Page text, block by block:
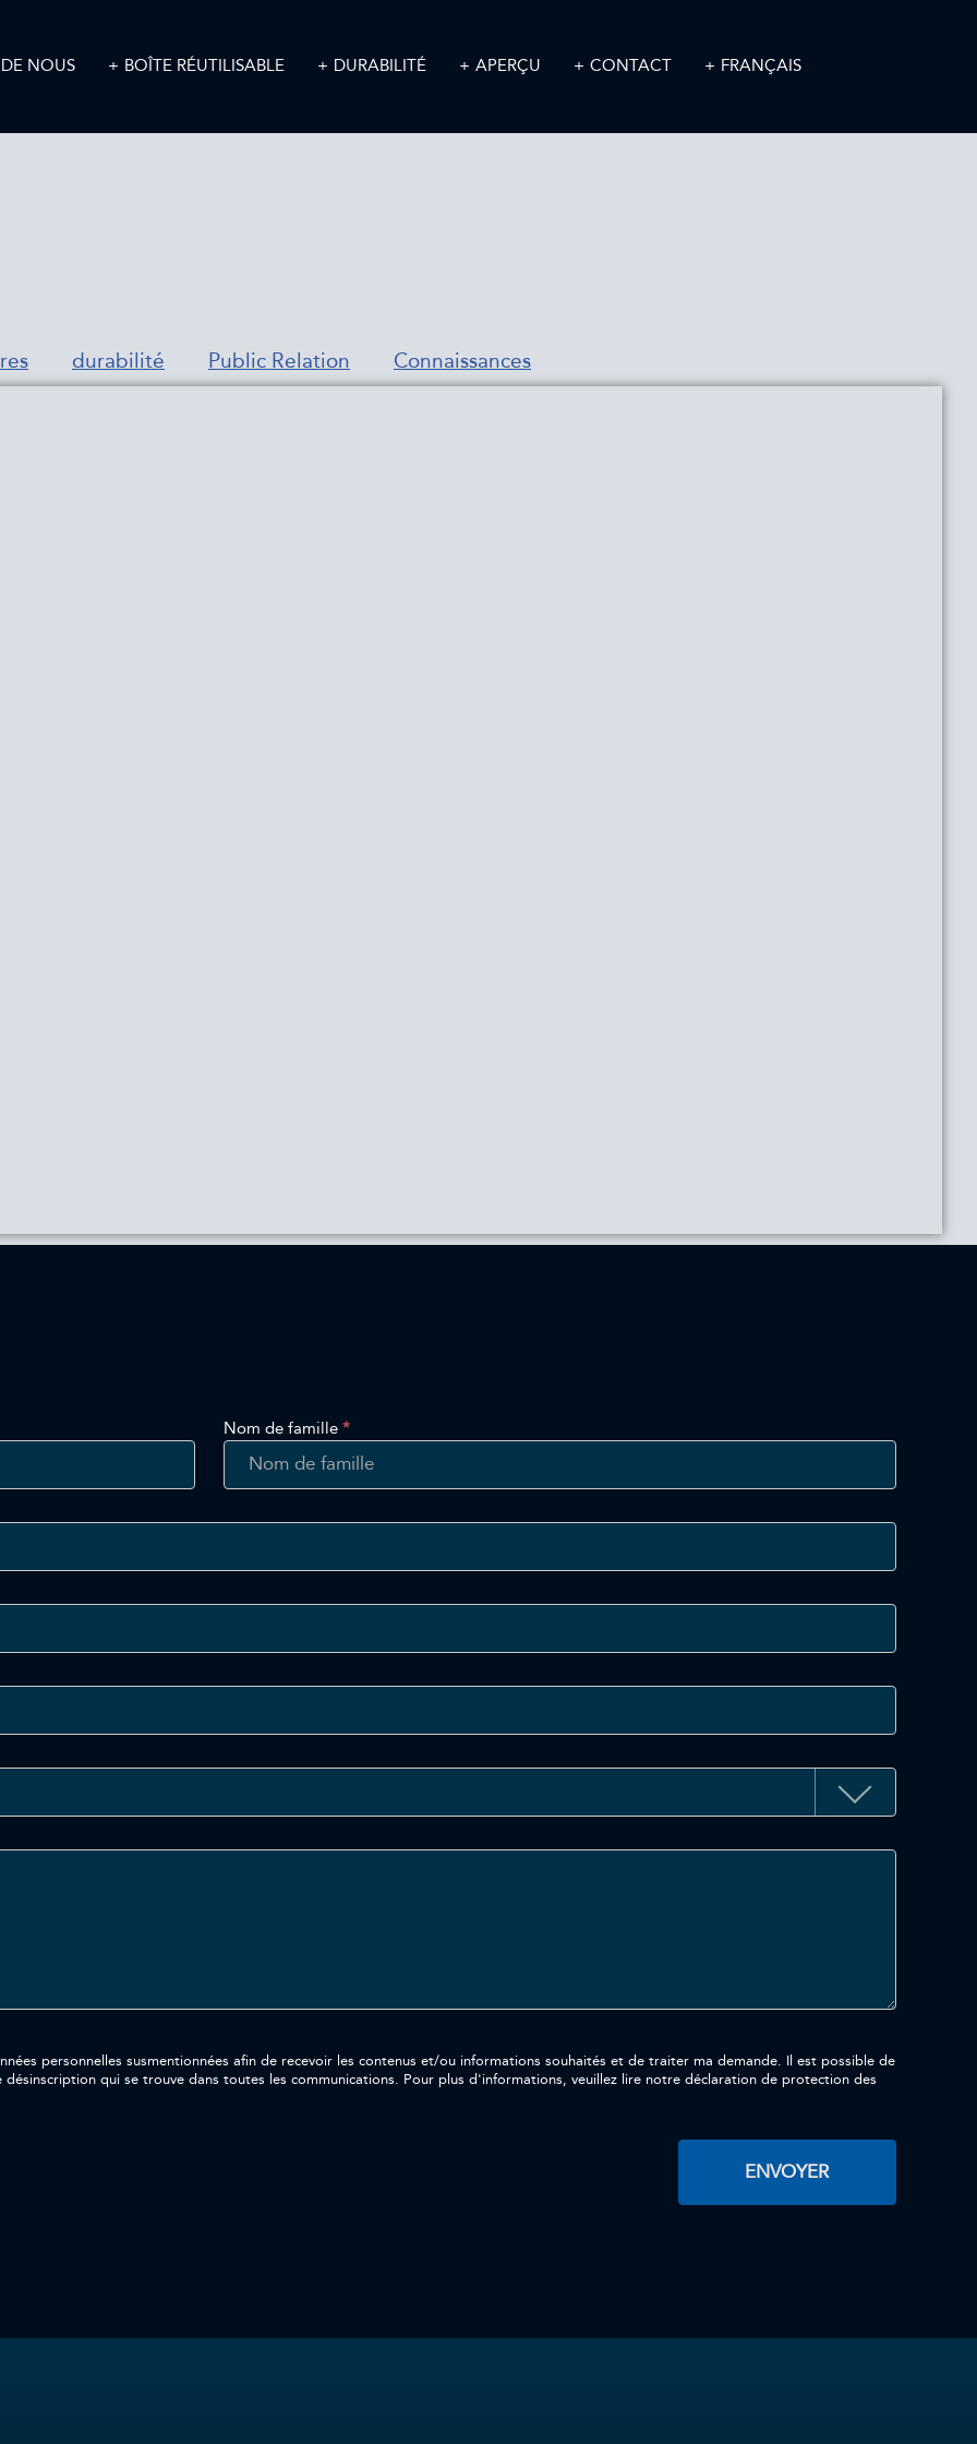
NOUS BOÎTE RÉUTILISABLE DURABILITÉ APERÇU CONTACT FRANÇAIS
durabilité Public Relation Connaissances
Nom de famille *
susmentionnées afin de recevoir les contenus et/ou informations souhaités et de traiter ma demande. Il est possible de
qui se trouve dans toutes les communications. Pour plus d'informations, veuillez lire notre déclaration de protection des
ENVOYER